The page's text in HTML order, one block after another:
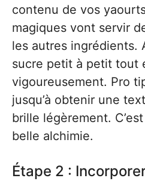
contenu de vos
magiques vont servir
les autres ingrédients.
sucre petit à petit tout
vigoureusement. Pro
jusqu’à obtenir une
brille légèrement.
belle alchimie.
Étape 2 :